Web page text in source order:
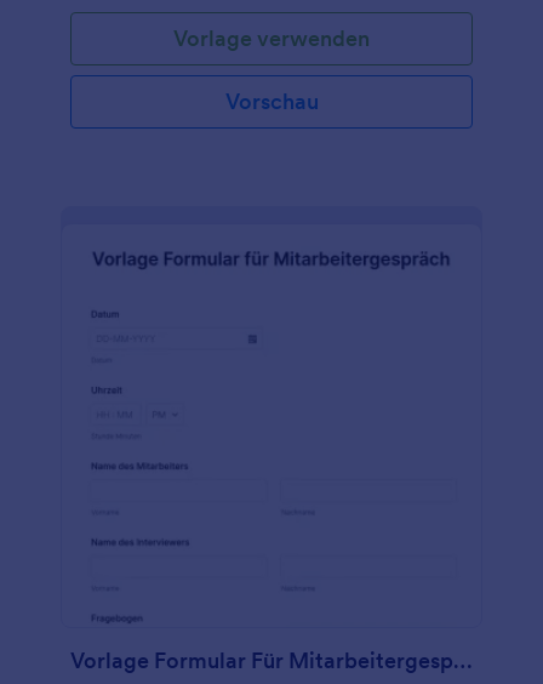
Vorlage verwenden
Vorschau
Vorlage Formular Für Mitarbeitergespräch